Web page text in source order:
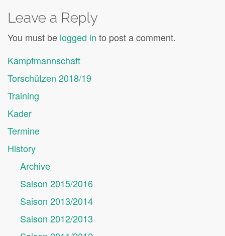
Leave a Reply
You must be logged in to post a comment.
Kampfmannschaft
Torschützen 2018/19
Training
Kader
Termine
History
Archive
Saison 2015/2016
Saison 2013/2014
Saison 2012/2013